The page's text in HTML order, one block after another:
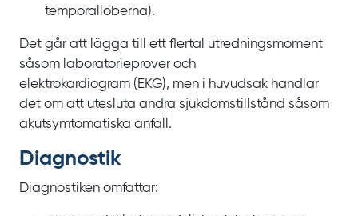
temporalloberna).
Det går att lägga till ett flertal utredningsmoment
såsom laboratorieprover och
elektrokardiogram (EKG), men i huvudsak handlar
det om att utesluta andra sjukdomstillstånd såsom
akutsymtomatiska anfall.
Diagnostik
Diagnostiken omfattar: